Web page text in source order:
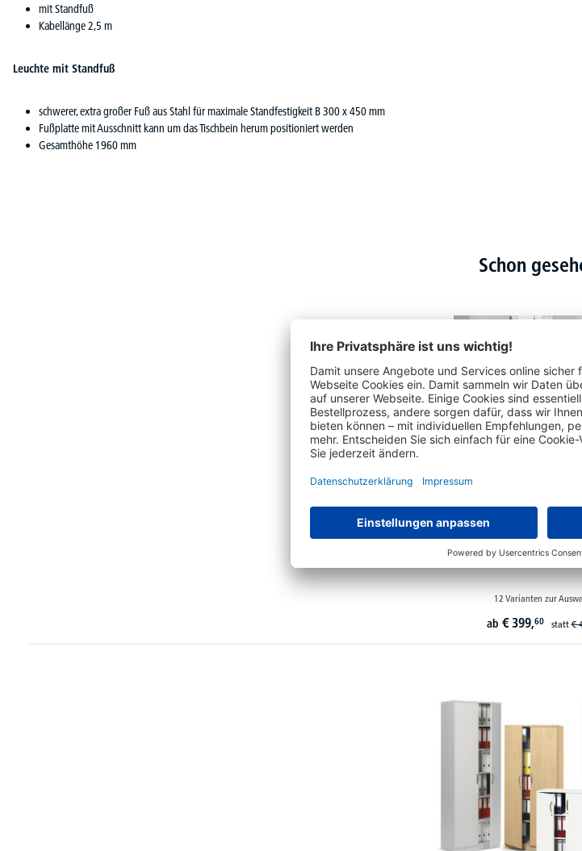
mit Standfuß
Kabellänge 2,5 m
Leuchte mit Standfuß
schwerer, extra großer Fuß aus Stahl für maximale Standfestigkeit B 300 x 450 mm
Fußplatte mit Ausschnitt kann um das Tischbein herum positioniert werden
Gesamthöhe 1960 mm
Schon
Höhenverstellbare Schreibtische
12 Varianten zur
ab € 399,60 statt€